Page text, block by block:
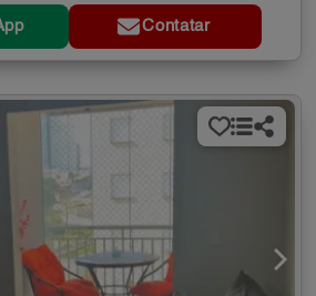
Contatar